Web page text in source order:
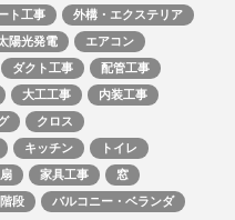
ト工事
外構・エクステリア
陽光発電
エアコン
ダクト工事
配管工事
大工工事
内装工事
クロス
キッチン
トイレ
家具工事
窓
階段
バルコニー・ベランダ